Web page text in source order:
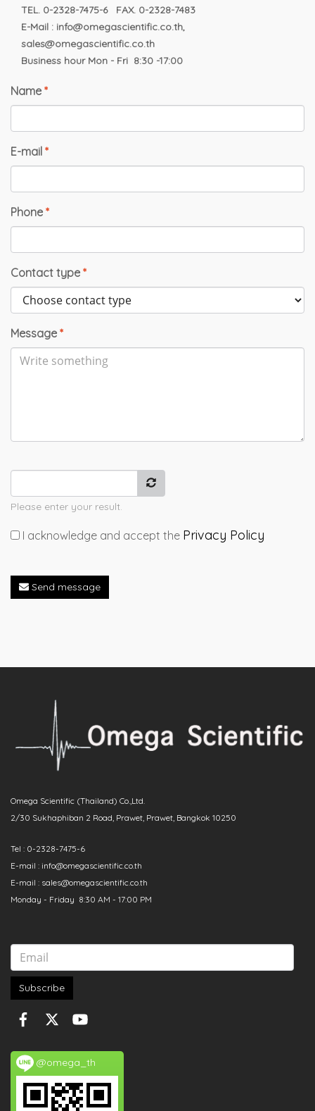
TEL. 0-2328-7475-6 FAX. 0-2328-7483
E-Mail : info@omegascientific.co.th,
sales@omegascientific.co.th
Business hour Mon - Fri 8:30 -17:00
Name *
E-mail *
Phone *
Contact type *
Message *
Please enter your result.
I acknowledge and accept the Privacy Policy
Send message
Omega Scientific (Thailand) Co.,Ltd.
2/30 Sukhaphiban 2 Road, Prawet, Prawet, Bangkok 10250
Tel : 0-2328-7475-6
E-mail : info@omegascientific.co.th
E-mail : sales@omegascientific.co.th
Monday - Friday 8:30 AM - 17:00 PM
Subscribe
@omega_th